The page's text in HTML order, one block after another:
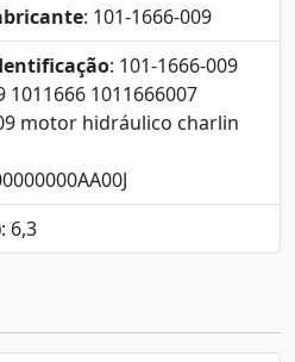
: 101-1666-009
: 101-1666-009
1011666 1011666007
motor hidráulico charlin
: 6,3